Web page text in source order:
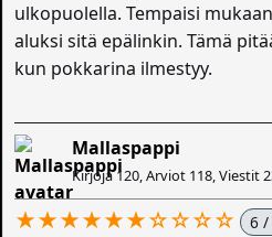
ulkopuolella. Tempaisi
aluksi sitä epälinkin. Tämä
kun pokkarina ilmestyy.
Mallaspappi
Kirjoja 120, Arviot 118, Viestit
★★★★★★☆☆☆☆ 6 /